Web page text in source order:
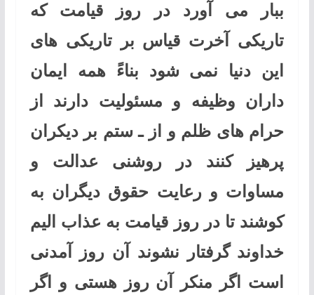
ببار می آورد در روز قیامت که
تاریکی آخرت قیاس بر تاریکی های
این دنیا نمی شود بناءً همه ایمان
داران وظیفه و مسئولیت دارند از
حرام های ظلم و از ـ ستم بر دیکران
پرهیز کنند در روشنی عدالت و
مساوات و رعایت حقوق دیگران به
کوشند تا در روز قیامت به عذاب الیم
خداوند گرفتار نشوند آن روز آمدنی
است اگر منکر آن روز هستی و اگر